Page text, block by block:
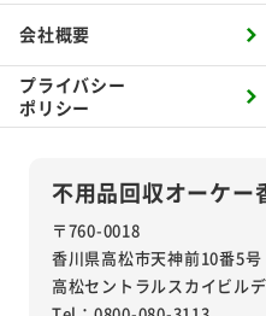
不用品回収オーケー
〒760-0018
香川県高松市天神前10番5号
高松セントラルスカイビル
会社概要
プライバシー
ポリシー